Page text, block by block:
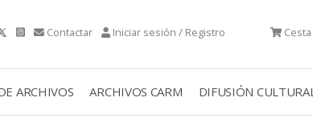
Contactar Iniciar sesión / Registro Cesta
ARCHIVOS ARCHIVOS CARM DIFUSIÓN CULTURAL